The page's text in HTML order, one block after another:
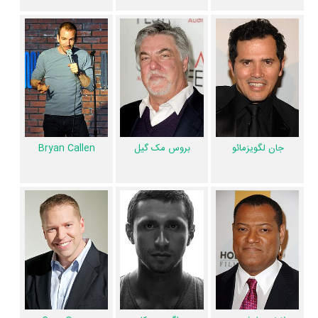
تجربه کرده است، در واقع در سواری با هم 1 فیلم اولی بوده است:
Greg
Rementer
.
همچنینتیم استریکارگردان سواری با هم اولین همکاری خود با بازیگرانی
جان لگویزمائو Bryan Callen،دراگوس بوکار Jacob Latimore،Jay
Pharoah
وBenjamin Flores Jr.را در این اثر تجربه کرده است. در میان
بازیگران سواری با هم نیز 72 همکاریِ اول رخ داده، به‌عبارت دیگر در این فیلم
میان هر یک از 13 بازیگر با یکدیگر یک رابطه همکاری شکل گرفته که 72
کوین هارت،Tika Sumpter وجان لگویزمائو، بروس مک گیلوBryan
Callen،لارنس فیشبرن دراگوس بوکار،Gary Owen
Jacob Latimore
عوامل فیلم سواری با هم
در مجموع بیش از 16 نفر در تولید فیلم سواری با هم نقش داشته‌اند و هر یک
از آنها درمنظومیک صفحه اختصاصی دارند.
جان لگویزمائو بروس مک گیل Bryan Callen